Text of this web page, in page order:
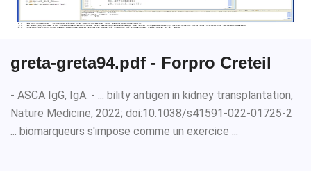
greta-greta94.pdf - Forpro Creteil
- ASCA IgG, IgA. - ... bility antigen in kidney transplantation,
Nature Medicine, 2022; doi:10.1038/s41591-022-01725-2
... biomarqueurs s'impose comme un exercice ...